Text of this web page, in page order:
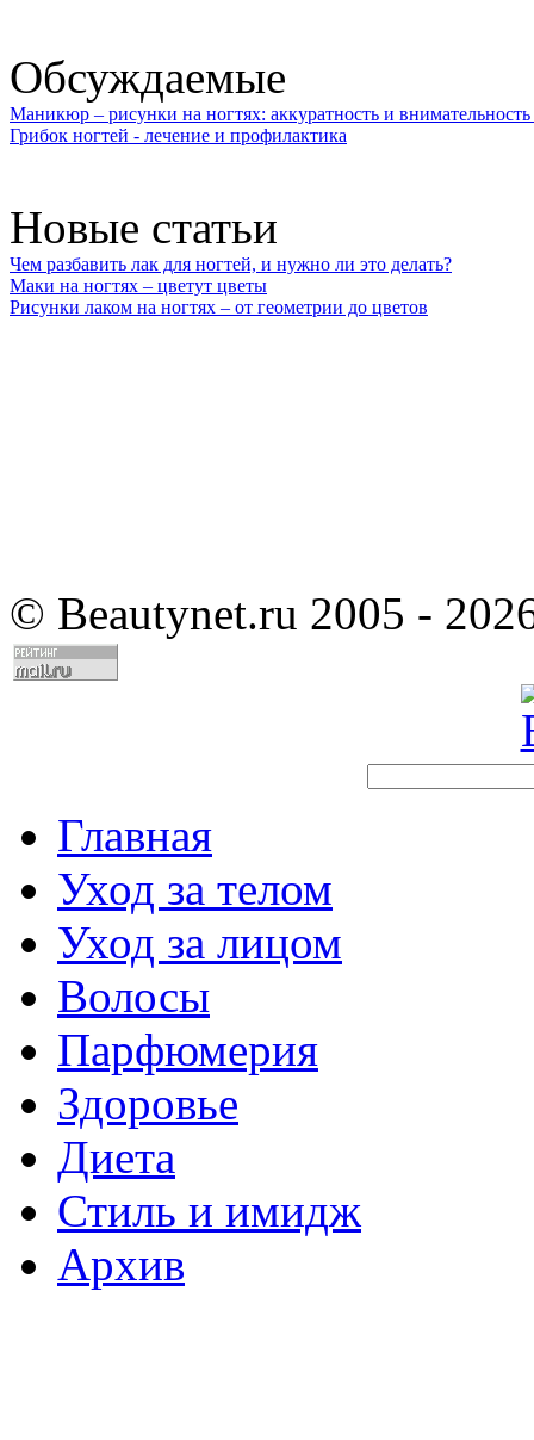
Обсуждаемые
Маникюр – рисунки на ногтях: аккуратность и
Грибок ногтей - лечение и профилактика
Новые статьи
Чем разбавить лак для ногтей, и нужно ли это делать?
Маки на ногтях – цветут цветы
Рисунки лаком на ногтях – от геометрии до цветов
© Beautynet.ru 2005 -
Главная
Уход за телом
Уход за лицом
Волосы
Парфюмерия
Здоровье
Диета
Стиль и имидж
Архив